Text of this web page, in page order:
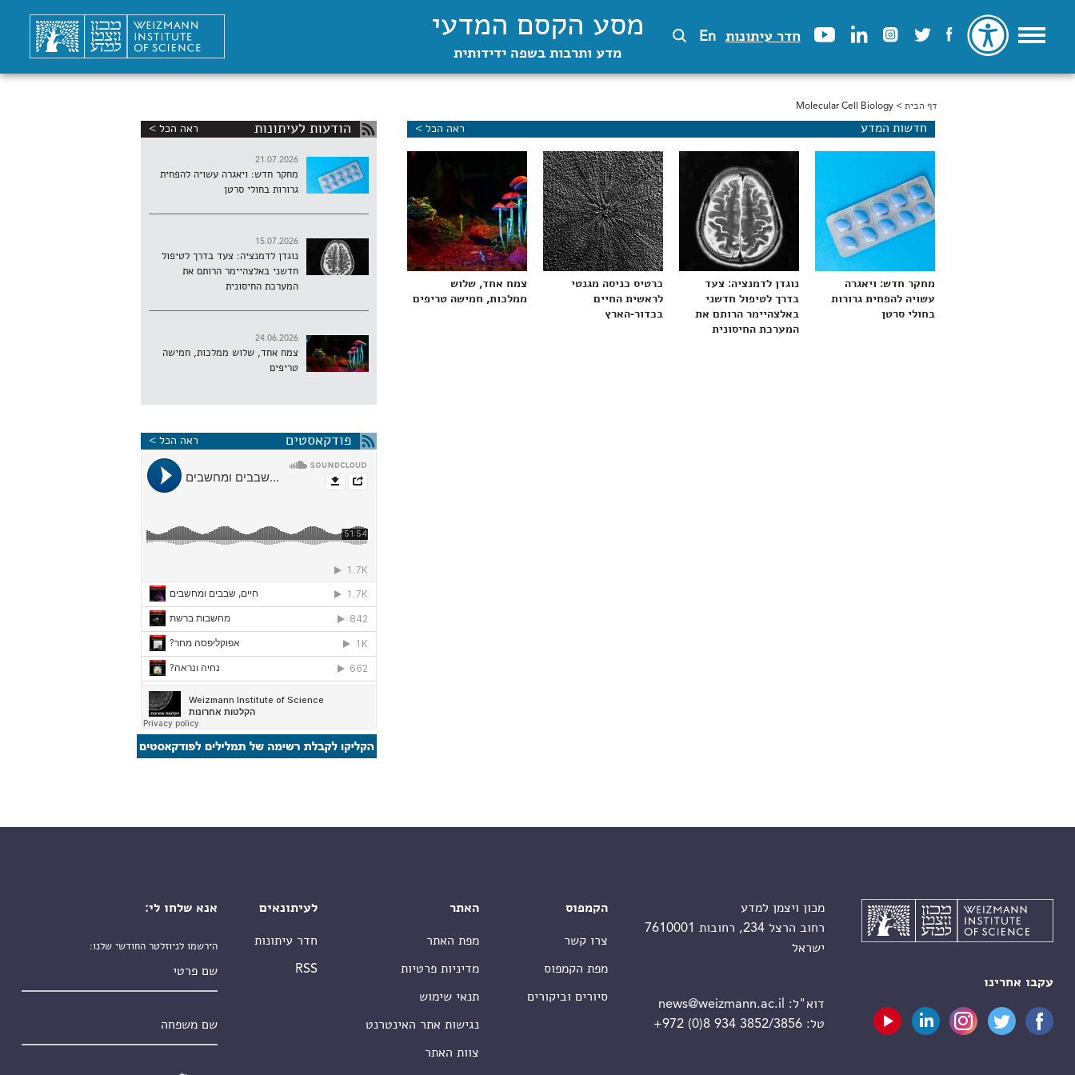
חדר עיתונות En מסע הקסם המדעי
מדע ותרבות בשפה ידידותית
הינך נמצא כאן
דף הבית > Molecular Cell Biology
חדשות המדע ראה הכל >
מחקר חדש: ויאגרה
עשויה להפחית גרורות
בחולי סרטן
נוגדן לדמנציה: צעד
בדרך לטיפול חדשני
באלצהיימר הרותם את
המערכת החיסונית
כרטיס כניסה מגנטי
לראשית החיים
בכדור-הארץ
צמח אחד, שלוש
ממלכות, חמישה טריפים
הודעות לעיתונות ראה הכל >
21.07.2026
מחקר חדש: ויאגרה עשויה להפחית
גרורות בחולי סרטן
15.07.2026
נוגדן לדמנציה: צעד בדרך לטיפול
חדשני באלצהיימר הרותם את
המערכת החיסונית
24.06.2026
צמח אחד, שלוש ממלכות, חמישה
טריפים
פודקאסטים ראה הכל >
עקבו אחרינו
מכון ויצמן למדע
רחוב הרצל 234, רחובות 7610001
ישראל
דוא"ל:
news@weizmann.ac.il
טל:+972 (0)8 934 3852/3856
הקמפוס
צרו קשר
מפת הקמפוס
סיורים וביקורים
האתר
מפת האתר
מדיניות פרטיות
תנאי שימוש
נגישות אתר האינטרנט
צוות האתר
לעיתונאים
חדר עיתונות
RSS
אנא שלחו לי:
הירשמו לניוזלטר החודשי שלנו: